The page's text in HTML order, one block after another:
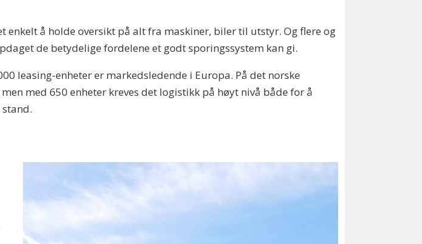
enkelt å holde oversikt på alt fra maskiner, biler til utstyr. Og flere og
de betydelige fordelene et godt sporingssystem kan gi.
leasing-enheter er markedsledende i Europa. På det norske
med 650 enheter kreves det logistikk på høyt nivå både for å